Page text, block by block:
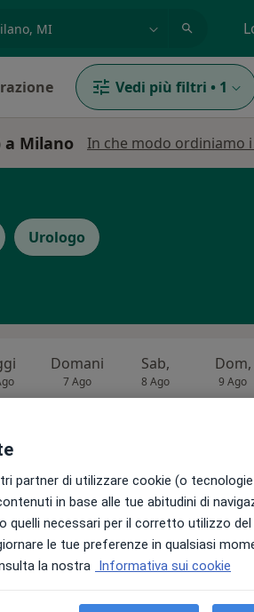
Vedi più filtri • 1
a Milano In che modo ordiniamo
Urologo
Domani
7 Ago
Sab,
8 Ago
Dom,
9 Ago
Non ci sono agende disponibili!
di attivare le prenotazioni online
partner di utilizzare cookie (o
in base alle tue abitudini di
quelli necessari per il corretto utilizzo
le tue preferenze in qualsiasi
la nostra Informativa sui cookie